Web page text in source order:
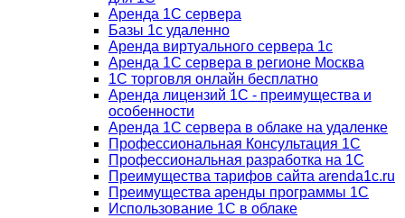
Аренда 1С сервера
Базы 1с удаленно
Аренда виртуального сервера 1с
Аренда 1С сервера в регионе Москва
1С торговля онлайн бесплатно
Аренда лицензий 1С - преимущества и
особенности
Аренда 1С сервера в облаке на удаленке
Профессиональная Консультация 1С
Профессиональная разработка на 1С
Преимущества тарифов сайта arenda1c.ru
Преимущества аренды программы 1С
Использование 1С в облаке